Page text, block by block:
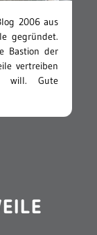
2006 aus
gegründet.
Bastion der
vertreiben
will. Gute